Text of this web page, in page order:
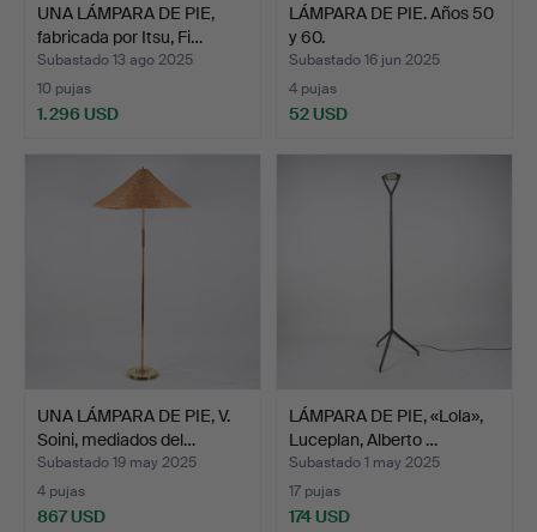
UNA LÁMPARA DE PIE,
fabricada por Itsu, Fi…
Subastado 13 ago 2025
10 pujas
1.296 USD
LÁMPARA DE PIE. Años 50
y 60.
Subastado 16 jun 2025
4 pujas
52 USD
UNA LÁMPARA DE PIE, V.
Soini, mediados del…
Subastado 19 may 2025
4 pujas
867 USD
LÁMPARA DE PIE, «Lola»,
Luceplan, Alberto …
Subastado 1 may 2025
17 pujas
174 USD